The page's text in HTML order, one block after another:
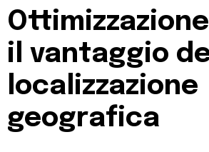
il vantaggio
localizzazione
geografica